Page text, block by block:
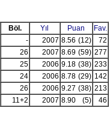
Böl. Yıl Puan
Fav.
- 2007 8.56 (12)
72
26 2007 8.69 (59) 277
25 2006 9.18 (38) 233
24 2006 8.78 (29) 142
26 2006 9.27 (38) 213
11+2 2007 8.90 (5) 46